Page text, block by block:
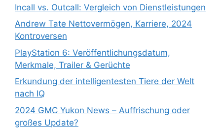
Incall vs. Outcall: Vergleich von Dienstleistungen
Andrew Tate Nettovermögen, Karriere, 2024
Kontroversen
PlayStation 6: Veröffentlichungsdatum,
Merkmale, Trailer & Gerüchte
Erkundung der intelligentesten Tiere der Welt
nach IQ
2024 GMC Yukon News – Auffrischung oder
großes Update?